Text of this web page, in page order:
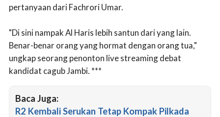
pertanyaan dari Fachrori Umar.
"Di sini nampak Al Haris lebih santun dari yang lain.
Benar-benar orang yang hormat dengan orang tua,"
ungkap seorang penonton live streaming debat
kandidat cagub Jambi. ***
Baca Juga:
R2 Kembali Serukan Tetap Kompak Pilkada